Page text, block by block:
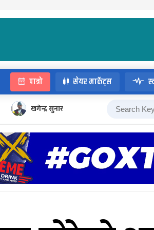
पात्रो सेयर मार्केट्स
खगेन्द्र सुनार